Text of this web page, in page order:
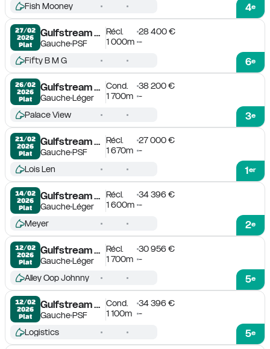
4e
Fish Mooney
27/02
2026
Plat
Gulfstream Park
GauchePSF
Récl.
28 400 €
1 000m -
6e
Fifty B M G
26/02
2026
Plat
Gulfstream Park
GaucheLéger
Cond.
38 200 €
1 700m -
3e
Palace View
21/02
2026
Plat
Gulfstream Park
GauchePSF
Récl.
27 000 €
1 670m -
1er
Lois Len
14/02
2026
Plat
Gulfstream Park
GaucheLéger
Récl.
34 396 €
1 600m -
2e
Meyer
12/02
2026
Plat
Gulfstream Park
GaucheLéger
Récl.
30 956 €
1 700m -
5e
Alley Oop Johnny
12/02
2026
Plat
Gulfstream Park
GauchePSF
Cond.
34 396 €
1 100m
-
5e
Logistics